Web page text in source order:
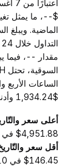
مقدار --، فيما
$1,934.24 وأدنى سعر عند $1,892.61.
أعلى سعر
$4,951.88 في 24 أغسطس 2025
أقل سعر
$146.45 في 10 أكتوبر 2022